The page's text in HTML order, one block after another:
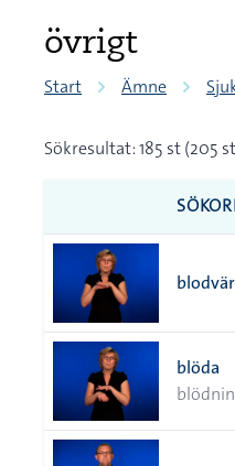
övrigt
Start Ämne
Sökresultat: 185 st (205
blöda